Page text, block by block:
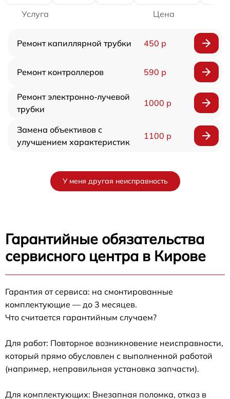
Услуга Цена
Ремонт капиллярной трубки 450 р
Ремонт контроллеров 590 р
Ремонт электронно-лучевой
трубки
1000 р
Замена объективов с
улучшением характеристик
1100 р
У меня другая неисправность
Гарантийные обязательства
сервисного центра в Кирове
Гарантия от сервиса: на смонтированные
комплектующие — до 3 месяцев.
Что считается гарантийным случаем?
Для работ: Повторное возникновение неисправности,
который прямо обусловлен с выполненной работой
(например, неправильная установка запчасти).
Для комплектующих: Внезапная поломка, отказ в